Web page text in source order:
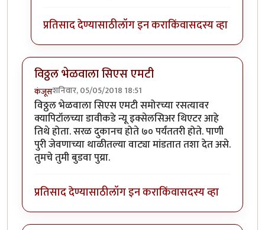
प्रतिसाद देण्यासाठीलॉग इन कराकिंवासदस्य व्हा
विठ्ठल भेळवाला सिएस एमटी
कंजूसशनिवार, 05/05/2018 18:51
विठ्ठल भेळवाला सिएस एमटी समोरच्या रसत्यावर
क्यापिटॉलच्या डावीकडे न्यू इक्सेलसिअर थिएटर आहे
तिथे होता. सरळ दुकानच होते ७० पर्यंततरी होते. पाणी
पुरी जेवणाच्या थाळीतल्या वाट्या मांडतात तशा देत असे.
तुमचे तुमी बुडवा पुय्रा.
प्रतिसाद देण्यासाठीलॉग इन कराकिंवासदस्य व्हा